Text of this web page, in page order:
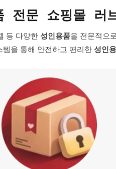
전문 쇼핑몰 러
등 다양한 성인용품을 전문적으
을 통해 안전하고 편리한 성인